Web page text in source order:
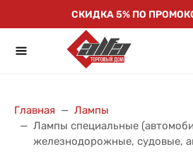
СКИДКА 5% ПО
Главная
Лампы
Лампы специальные
железнодорожные, судовые,